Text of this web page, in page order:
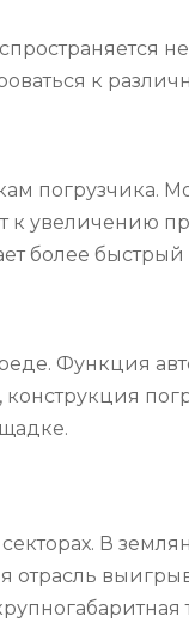
к
погрузчика.
к увеличению
более
Функция
В